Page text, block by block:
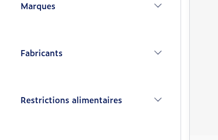
Marques
Fabricants
Restrictions alimentaires